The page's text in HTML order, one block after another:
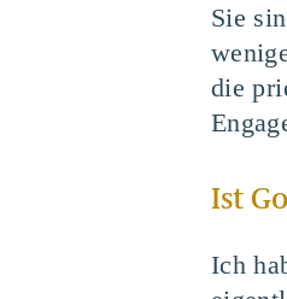
Sie
die
Ist
Ich